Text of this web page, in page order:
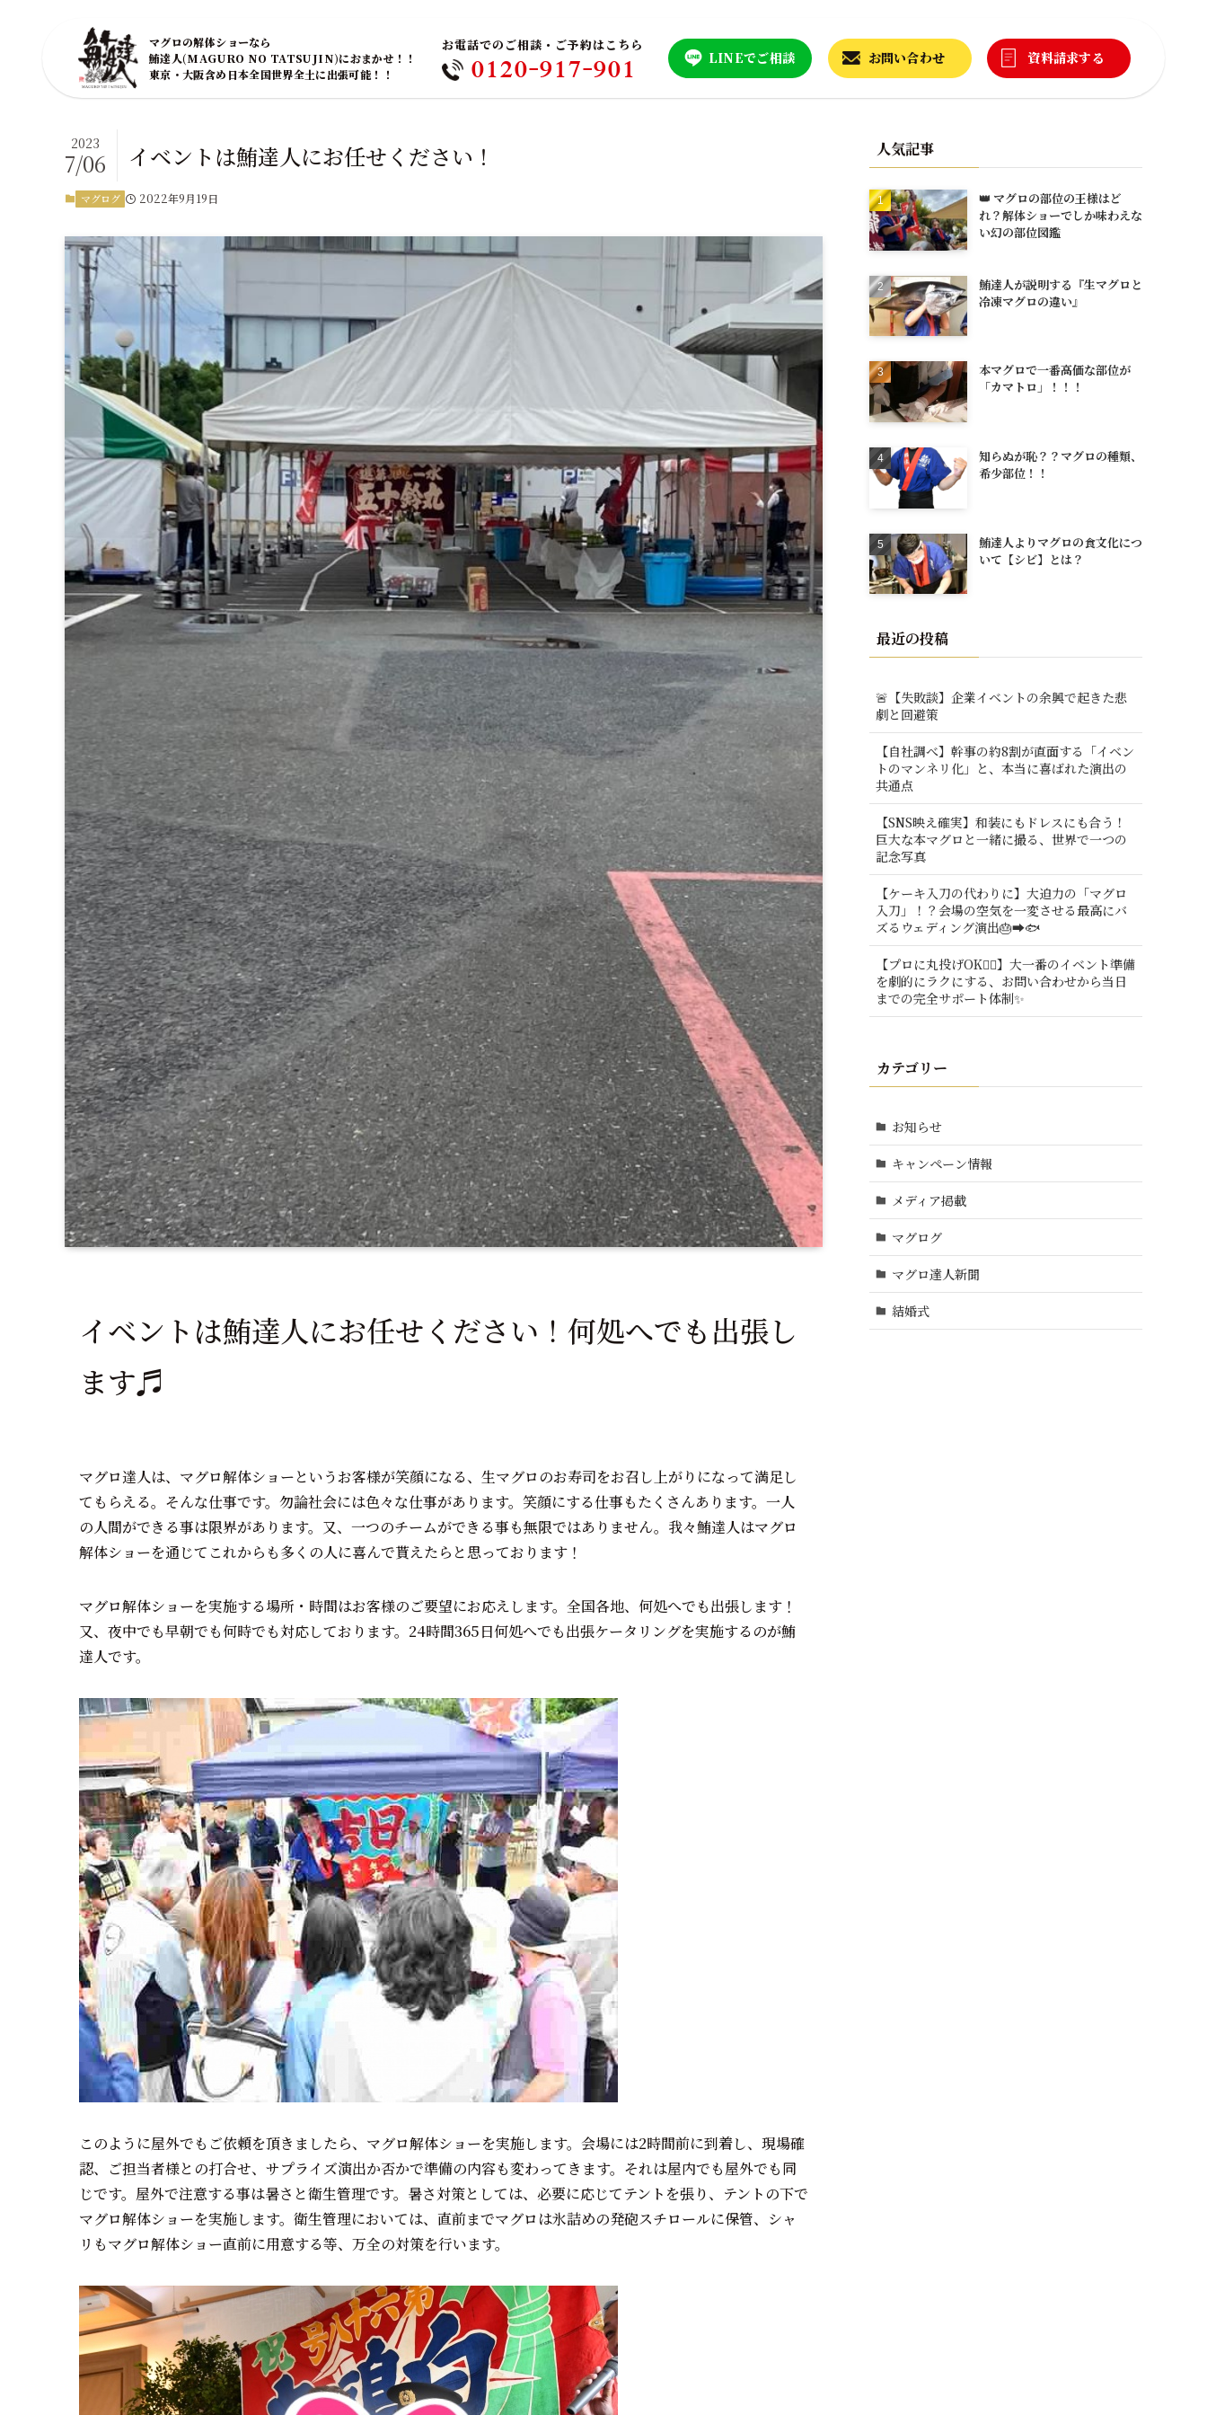
マグロの解体ショーなら
鮪達人(MAGURO NO TATSUJIN)におまかせ！！
東京・大阪含め日本全国世界全土に出張可能！！
お電話でのご相談・ご予約はこちら
0120-917-901 LINEでご相談 お問い合わせ 資料請求する
イベントは鮪達人にお任せください！
2023
7/06
マグログ 2022年9月19日
イベントは鮪達人にお任せください！何処へでも出張し
ます♬
マグロ達人は、マグロ解体ショーというお客様が笑顔になる、生マグロのお寿司をお召し上がりになって満足し
てもらえる。そんな仕事です。勿論社会には色々な仕事があります。笑顔にする仕事もたくさんあります。一人
の人間ができる事は限界があります。又、一つのチームができる事も無限ではありません。我々鮪達人はマグロ
解体ショーを通じてこれからも多くの人に喜んで貰えたらと思っております！
マグロ解体ショーを実施する場所・時間はお客様のご要望にお応えします。全国各地、何処へでも出張します！
又、夜中でも早朝でも何時でも対応しております。24時間365日何処へでも出張ケータリングを実施するのが鮪
達人です。
このように屋外でもご依頼を頂きましたら、マグロ解体ショーを実施します。会場には2時間前に到着し、現場確
認、ご担当者様との打合せ、サプライズ演出か否かで準備の内容も変わってきます。それは屋内でも屋外でも同
じです。屋外で注意する事は暑さと衛生管理です。暑さ対策としては、必要に応じてテントを張り、テントの下で
マグロ解体ショーを実施します。衛生管理においては、直前までマグロは氷詰めの発砲スチロールに保管、シャ
リもマグロ解体ショー直前に用意する等、万全の対策を行います。
人気記事
👑 マグロの部位の王様はど
れ？解体ショーでしか味わえな
い幻の部位図鑑
鮪達人が説明する『生マグロと
冷凍マグロの違い』
本マグロで一番高価な部位が
「カマトロ」！！！
知らぬが恥？？マグロの種類、
希少部位！！
鮪達人よりマグロの食文化につ
いて【シビ】とは？
最近の投稿
🚨【失敗談】企業イベントの余興で起きた悲
劇と回避策
【自社調べ】幹事の約8割が直面する「イベン
トのマンネリ化」と、本当に喜ばれた演出の
共通点
【SNS映え確実】和装にもドレスにも合う！
巨大な本マグロと一緒に撮る、世界で一つの
記念写真
【ケーキ入刀の代わりに】大迫力の「マグロ
入刀」！？会場の空気を一変させる最高にバ
ズるウェディング演出🎂➡️🐟
【プロに丸投げOK🙆‍♂️】大一番のイベント準備
を劇的にラクにする、お問い合わせから当日
までの完全サポート体制✨
カテゴリー
お知らせ
キャンペーン情報
メディア掲載
マグログ
マグロ達人新聞
結婚式